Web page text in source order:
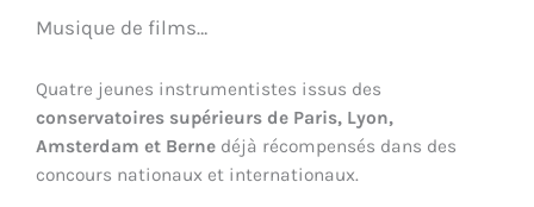
Musique de films…
Quatre jeunes instrumentistes issus des
conservatoires supérieurs de Paris, Lyon,
Amsterdam et Berne déjà récompensés dans des
concours nationaux et internationaux.